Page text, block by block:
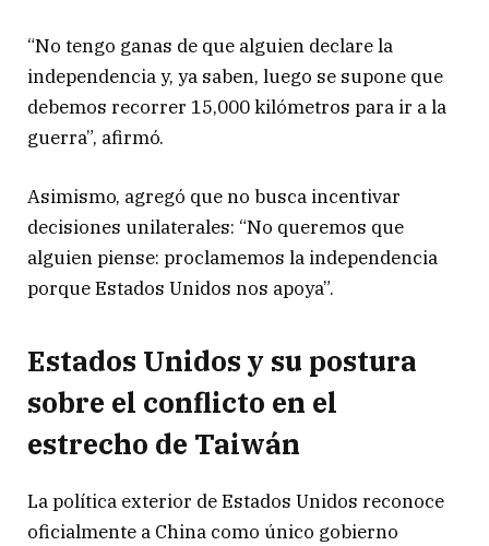
“No tengo ganas de que alguien declare la
independencia y, ya saben, luego se supone que
debemos recorrer 15,000 kilómetros para ir a la
guerra”, afirmó.
Asimismo, agregó que no busca incentivar
decisiones unilaterales: “No queremos que
alguien piense: proclamemos la independencia
porque Estados Unidos nos apoya”.
Estados Unidos y su postura
sobre el conflicto en el
estrecho de Taiwán
La política exterior de Estados Unidos reconoce
oficialmente a China como único gobierno